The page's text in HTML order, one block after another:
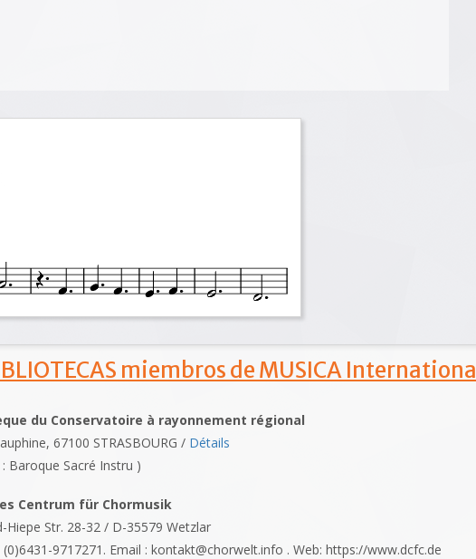
miembros de MUSICA International
du Conservatoire à rayonnement régional
67100 STRASBOURG / Détails
Baroque Sacré Instru )
Centrum für Chormusik
Hiepe Str. 28-32 / D-35579 Wetzlar
(0)6431-9717271. Email : kontakt@chorwelt.info . Web: https://www.dcfc.de